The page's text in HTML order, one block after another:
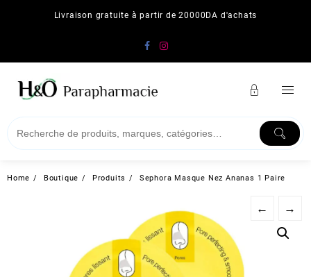
Livraison gratuite à partir de 20000DA d'achats
Home Boutique Produits Sephora Masque Nez Ananas 1 Paire
← →